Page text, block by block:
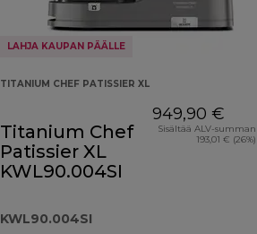
LAHJA KAUPAN PÄÄLLE
TITANIUM CHEF PATISSIER XL
Titanium Chef
Patissier XL
KWL90.004SI
KWL90.004SI
949,90 €
Sisältää ALV-summan
193,01 € (26%)